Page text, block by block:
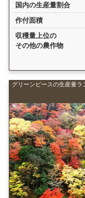
国内の生産量割合
作付面積
収穫量上位の
その他の農作物
グリーンピースの生産量ラ